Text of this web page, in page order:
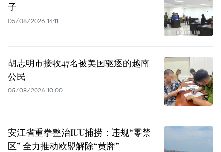
子
05/08/2026 14:11
胡志明市接收47名被美国驱逐的越南
公民
05/08/2026 10:00
安江省重拳整治IUU捕捞：违规“零禁
区” 全力推动欧盟解除“黄牌”